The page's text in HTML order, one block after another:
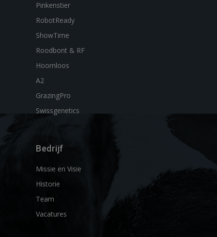
Pinkenstier
RobotReady
ShowTime
Roodbont & RF
Hoornloos
A2
GrazingPro
Swissgenetics
Bedrijf
Missie en Visie
Historie
Team
Vacatures